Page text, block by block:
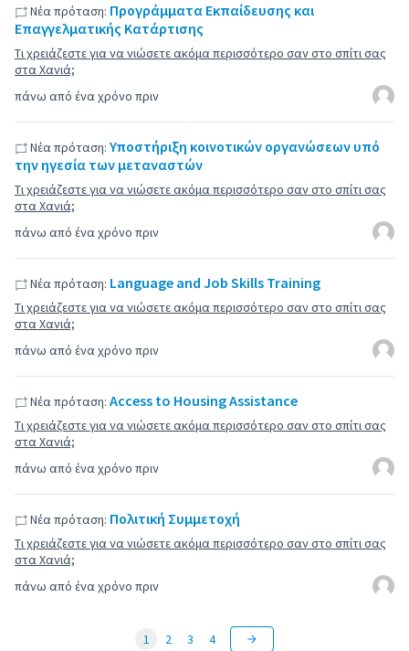
πάνω από ένα χρόνο πριν
Νέα πρόταση: Προγράμματα Εκπαίδευσης και
Επαγγελματικής Κατάρτισης
Τι χρειάζεστε για να νιώσετε ακόμα περισσότερο σαν στο σπίτι σας
στα Χανιά;
πάνω από ένα χρόνο πριν
Νέα πρόταση: Υποστήριξη κοινοτικών οργανώσεων υπό
την ηγεσία των μεταναστών
Τι χρειάζεστε για να νιώσετε ακόμα περισσότερο σαν στο σπίτι σας
στα Χανιά;
πάνω από ένα χρόνο πριν
Νέα πρόταση: Language and Job Skills Training
Τι χρειάζεστε για να νιώσετε ακόμα περισσότερο σαν στο σπίτι σας
στα Χανιά;
πάνω από ένα χρόνο πριν
Νέα πρόταση: Access to Housing Assistance
Τι χρειάζεστε για να νιώσετε ακόμα περισσότερο σαν στο σπίτι σας
στα Χανιά;
πάνω από ένα χρόνο πριν
Νέα πρόταση: Πολιτική Συμμετοχή
Τι χρειάζεστε για να νιώσετε ακόμα περισσότερο σαν στο σπίτι σας
στα Χανιά;
1 2 3 4